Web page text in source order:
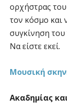
ορχήστρας του
τον κόσμο και
συγκίνηση του
Να είστε εκεί.
Μουσική
Ακαδημίας